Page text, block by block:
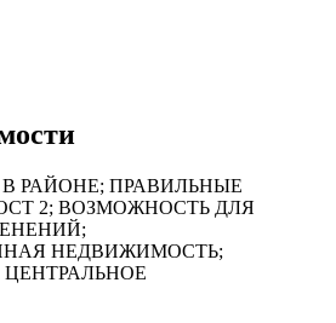
РАЙОНЕ; ПРАВИЛЬНЫЕ
2; ВОЗМОЖНОСТЬ ДЛЯ
НЕДВИЖИМОСТЬ;